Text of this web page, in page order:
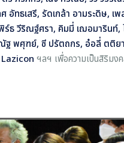
ทธเสรี, รัดเกล้า อามระดิษ, เ
ธ วีริณฐ์ศรา, คิมมี่ เฌอมารินท์,
ฐ พศุฑย์, ซี ปรัตถกร, อ๋อลี่ ตติ
ฯลฯ เพื่อความเป็นสิริมง